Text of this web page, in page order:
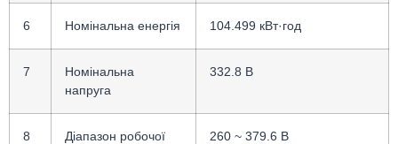
6 Номінальна енергія 104.499 кВт·год
7
Номінальна
напруга
332.8 В
8
Діапазон робочої
260 ~ 379.6 В